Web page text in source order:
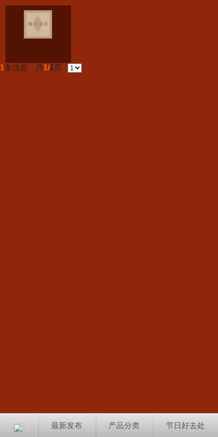
1条信息 共1/1页
最新发布 产品分类 节日好去处